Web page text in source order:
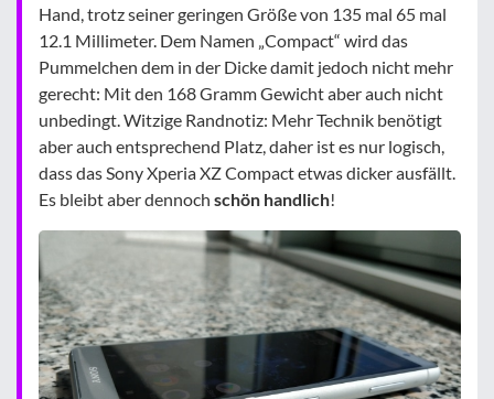
Hand, trotz seiner geringen Größe von 135 mal 65 mal
12.1 Millimeter. Dem Namen „Compact“ wird das
Pummelchen dem in der Dicke damit jedoch nicht mehr
gerecht: Mit den 168 Gramm Gewicht aber auch nicht
unbedingt. Witzige Randnotiz: Mehr Technik benötigt
aber auch entsprechend Platz, daher ist es nur logisch,
dass das Sony Xperia XZ Compact etwas dicker ausfällt.
Es bleibt aber dennoch schön handlich!